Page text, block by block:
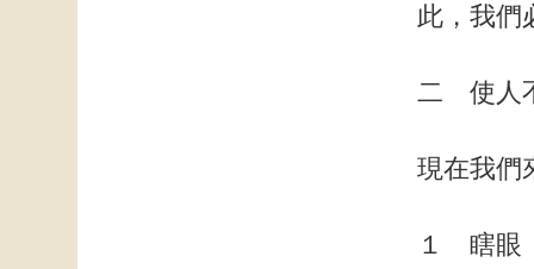
此，我們
二 使人
現在我們
１ 瞎眼